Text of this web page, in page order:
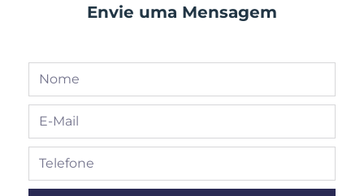
Envie uma Mensagem